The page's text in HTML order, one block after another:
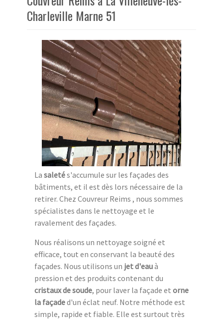
Charleville Marne 51
La saletés'accumule sur les façades des
bâtiments, et il est dès lors nécessaire de la
retirer. Chez Couvreur Reims , nous sommes
spécialistes dans le nettoyage et le
ravalement des façades.
Nous réalisons un nettoyage soigné et
efficace, tout en conservant la beauté des
façades. Nous utilisons un jet d'eauà
pression et des produits contenant du
cristaux de soude, pour laver la façade et orne
la façaded'un éclat neuf. Notre méthode est
simple, rapide et fiable. Elle est surtout très